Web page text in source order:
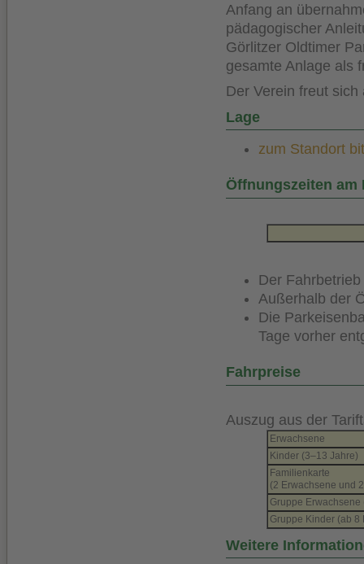
Anfang an
pädagogischer
Görlitzer Oldtimer
gesamte Anlage als
Der Verein freut
Lage
zum Standort
Öffnungszeiten am
Der
Außerhalb der
Die
Tage vorher
Fahrpreise
Auszug aus der
Erwachsene
Kinder (3–13 Jahre)
Familienkarte
(2 Erwachsene und
Gruppe
Gruppe Kinder (ab 8
Weitere